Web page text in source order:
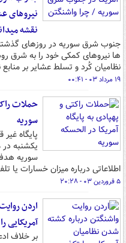
نیروهای
نقشه
جنوب شرق سوریه در روزهای
ها نیروهای کمکی خود را به شرق
نظامیان کُرد و تسلط عشایر بر
۱۹ مرداد ۰۳ - ۰۰:۴۱
حملات
سوریه
پایگاه غیر
یکشنبه
سوریه
اطلاعاتی درباره میزان خسارات یا
۵ فروردین ۰۳ - ۲۰:۲۸
اردن
آمریکایی
بر خلاف